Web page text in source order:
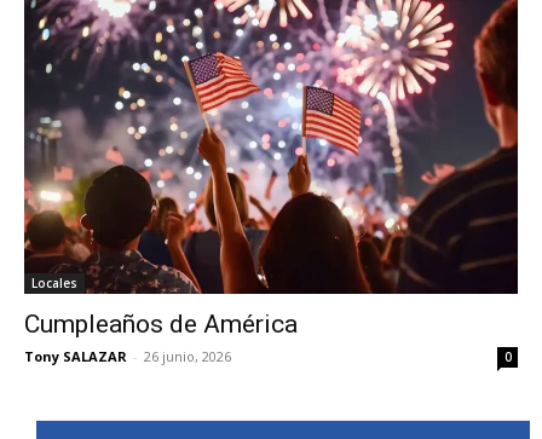
Locales
Cumpleaños de América
Tony SALAZAR - 26 junio, 2026 0